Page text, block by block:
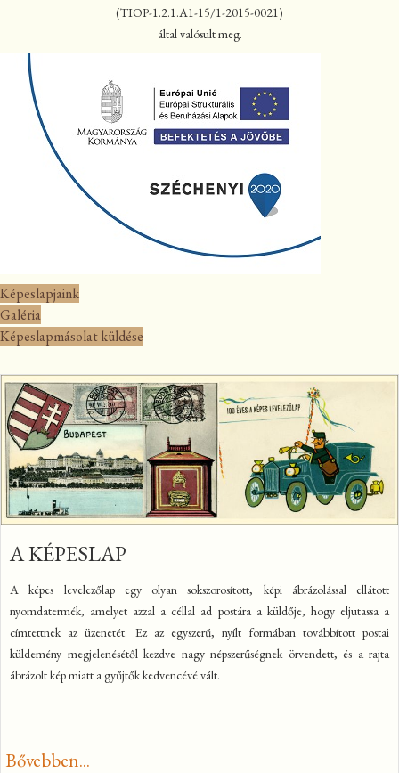
(TIOP-1.2.1.A1-15/1-2015-0021)
által valósult meg.
Képeslapjaink
Galéria
Képeslapmásolat küldése
A KÉPESLAP
A képes levelezőlap egy olyan sokszorosított, képi ábrázolással ellátott
nyomdatermék, amelyet azzal a céllal ad postára a küldője, hogy eljutassa a
címtettnek az üzenetét. Ez az egyszerű, nyílt formában továbbított postai
küldemény megjelenésétől kezdve nagy népszerűségnek örvendett, és a rajta
ábrázolt kép miatt a gyűjtők kedvencévé vált.
Bővebben...